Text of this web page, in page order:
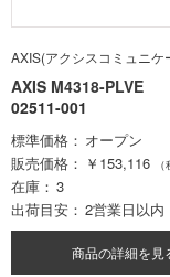
AXIS(アクシスコミュニケ
AXIS M4318-PLVE
02511-001
標準価格
オープン
販売価格
￥153,116
在庫
3
出荷目安
2営業日以内
商品の詳細を見